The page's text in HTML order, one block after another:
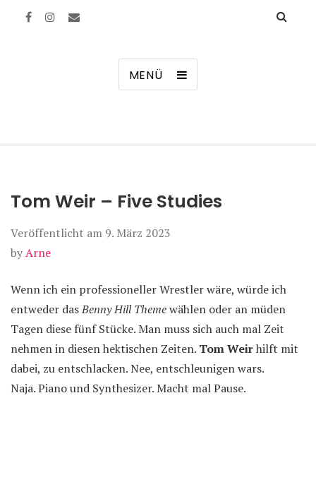
MENÜ
Tom Weir – Five Studies
Veröffentlicht am 9. März 2023
byArne
Wenn ich ein professioneller Wrestler wäre, würde ich
entweder dasBenny Hill Themewählen oder an müden
Tagen diese fünf Stücke. Man muss sich auch mal Zeit
nehmen in diesen hektischen Zeiten. Tom Weirhilft mit
dabei, zu entschlacken. Nee, entschleunigen wars.
Naja. Piano und Synthesizer. Macht mal Pause.